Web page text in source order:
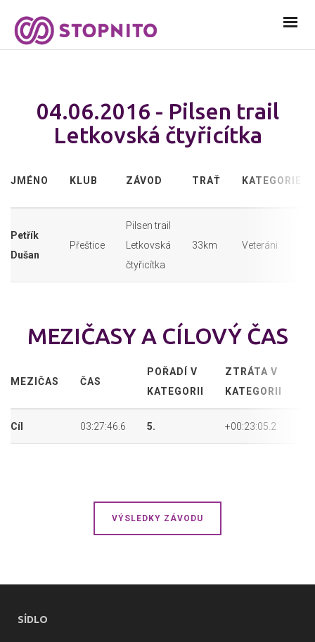
04.06.2016 - Pilsen trail
Letkovská čtyřicítka
JMÉNO KLUB ZÁVOD TRAŤ KATEGORIE
Petřík
Dušan
Přeštice
Pilsen trail
Letkovská
čtyřicítka
33km Veteráni
MEZIČASY A CÍLOVÝ ČAS
MEZIČAS ČAS
POŘADÍ V
KATEGORII
ZTRÁTA V
KATEGORII
Cíl 03:27:46.6 5. +00:23:05.2
VÝSLEDKY ZÁVODU
SÍDLO